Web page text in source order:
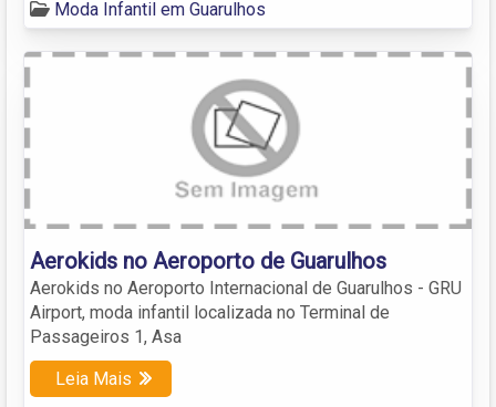
Moda Infantil em Guarulhos
Aerokids no Aeroporto de Guarulhos
Aerokids no Aeroporto Internacional de Guarulhos - GRU
Airport, moda infantil localizada no Terminal de
Passageiros 1, Asa
Leia Mais